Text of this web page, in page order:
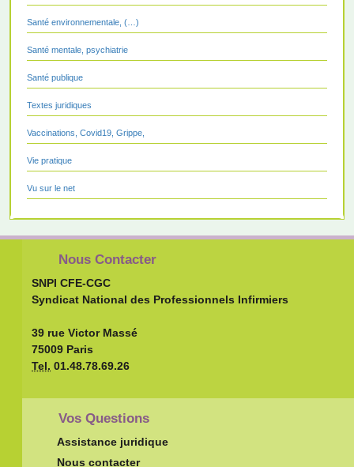
Santé environnementale, (…)
Santé mentale, psychiatrie
Santé publique
Textes juridiques
Vaccinations, Covid19, Grippe,
Vie pratique
Vu sur le net
Nous Contacter
SNPI CFE-CGC
Syndicat National des Professionnels Infirmiers
39 rue Victor Massé
75009 Paris
Tel. 01.48.78.69.26
Vos Questions
Assistance juridique
Nous contacter